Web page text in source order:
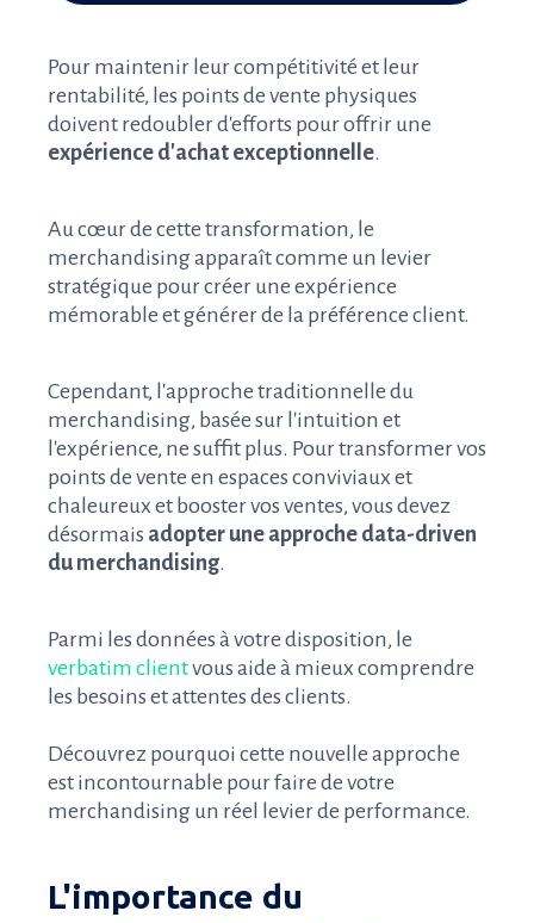
Pour maintenir leur compétitivité et leur
rentabilité, les points de vente physiques
doivent redoubler d'efforts pour offrir une
expérience d'achat exceptionnelle.
Au cœur de cette transformation, le
merchandising apparaît comme un levier
stratégique pour créer une expérience
mémorable et générer de la préférence client.
Cependant, l'approche traditionnelle du
merchandising, basée sur l'intuition et
l'expérience, ne suffit plus. Pour transformer vos
points de vente en espaces conviviaux et
chaleureux et booster vos ventes, vous devez
désormais adopter une approche data-driven
du merchandising.
Parmi les données à votre disposition, le
verbatim clientvous aide à mieux comprendre
les besoins et attentes des clients.
Découvrez pourquoi cette nouvelle approche
est incontournable pour faire de votre
merchandising un réel levier de performance.
L'importance du